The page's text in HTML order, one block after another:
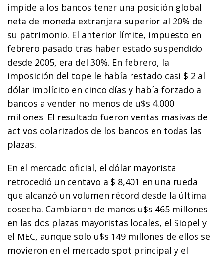
impide a los bancos tener una posición global
neta de moneda extranjera superior al 20% de
su patrimonio. El anterior límite, impuesto en
febrero pasado tras haber estado suspendido
desde 2005, era del 30%. En febrero, la
imposición del tope le había restado casi $ 2 al
dólar implícito en cinco días y había forzado a
bancos a vender no menos de u$s 4.000
millones. El resultado fueron ventas masivas de
activos dolarizados de los bancos en todas las
plazas.
En el mercado oficial, el dólar mayorista
retrocedió un centavo a $ 8,401 en una rueda
que alcanzó un volumen récord desde la última
cosecha. Cambiaron de manos u$s 465 millones
en las dos plazas mayoristas locales, el Siopel y
el MEC, aunque solo u$s 149 millones de ellos se
movieron en el mercado spot principal y el